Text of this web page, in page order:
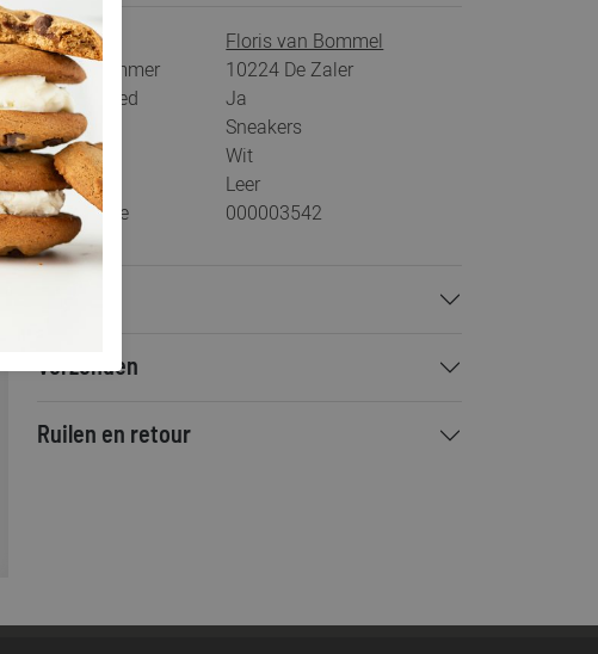
Merk
Floris van Bommel
Artikelnummer
10224 De Zaler
Los voetbed
Ja
Categorie
Sneakers
Kleur
Wit
Materiaal
Leer
Bestelcode
000003542
Verzenden
Ruilen en retour